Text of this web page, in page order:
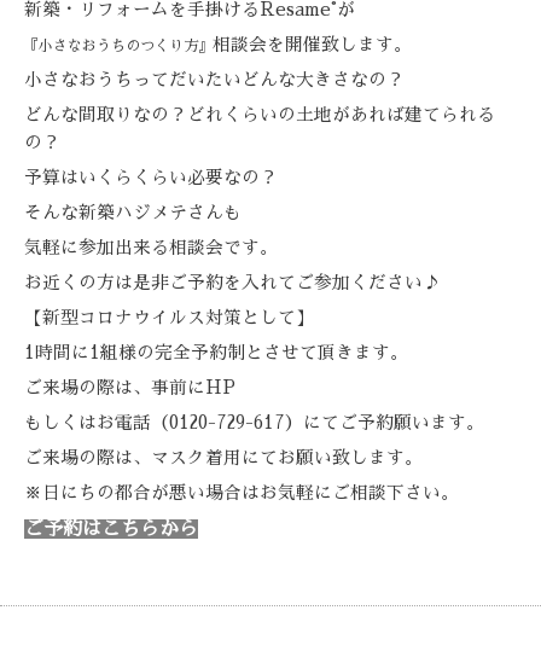
新築・リフォームを手掛ける Resame°が
『小さなおうちのつくり方』 相談会を開催致します。
小さなおうちってだいたいどんな大きさなの？
どんな間取りなの？どれくらいの土地があれば建てられる
の？
予算はいくらくらい必要なの？
そんな新築ハジメテさんも
気軽に参加出来る相談会です。
お近くの方は是非ご予約を入れてご参加ください♪
【新型コロナウイルス対策として】
1 時間に 1 組様の完全予約制とさせて頂きます。
ご来場の際は、事前に HP
もしくはお電話（0120-729-617 ）にてご予約願います。
ご来場の際は、マスク着用にてお願い致します。
※日にちの都合が悪い場合はお気軽にご相談下さい。
ご予約はこちらから